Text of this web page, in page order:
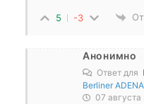
5 -3
Анонимно
Ответ для
Berliner
07